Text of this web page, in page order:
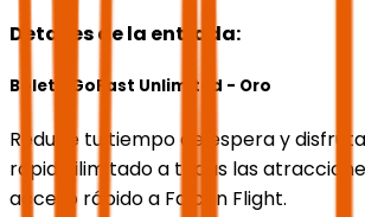
Detalles de la entrada:
Boleto GoFast Unlimited - Oro
Reduce tu tiempo de espera y
rápido ilimitado a todas las
acceso rápido a Falcon Flight.